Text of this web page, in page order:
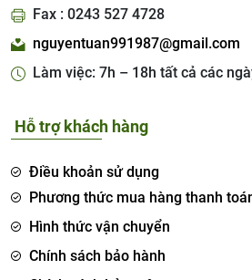
Fax : 0243 527 4728
nguyentuan991987@gmail.com
Làm việc: 7h – 18h tất cả các
Hỗ trợ khách hàng
Điều khoản sử dụng
Phương thức mua hàng thanh
Hình thức vận chuyển
Chính sách bảo hành